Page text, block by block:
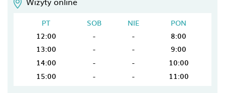
PT SOB NIE
PON
12:00
- -
8:00
13:00
- -
9:00
14:00
- -
10:00
15:00
- - 11:00